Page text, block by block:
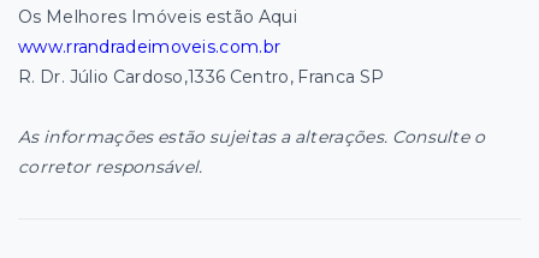
Os Melhores Imóveis estão Aqui
www.rrandradeimoveis.com.br
R. Dr. Júlio Cardoso,1336 Centro, Franca SP
As informações estão sujeitas a alterações. Consulte o
corretor responsável.